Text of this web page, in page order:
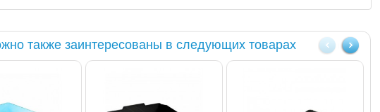
также заинтересованы в следующих товарах